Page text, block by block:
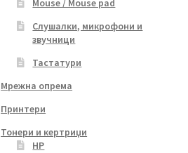
Mouse / Mouse pad
Слушалки, микрофони и
звучници
Тастатури
Мрежна опрема
Принтери
Тонери и кертриџи
HP